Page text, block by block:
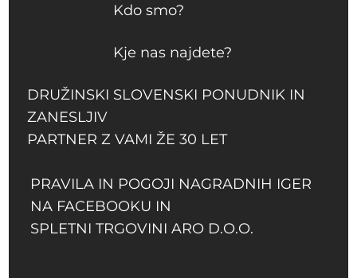
Kdo smo?
Kje nas najdete?
DRUŽINSKI SLOVENSKI PONUDNIK IN
ZANESLJIV
PARTNER Z VAMI ŽE 30 LET
PRAVILA IN POGOJI NAGRADNIH IGER
NA FACEBOOKU IN
SPLETNI TRGOVINI ARO D.O.O.